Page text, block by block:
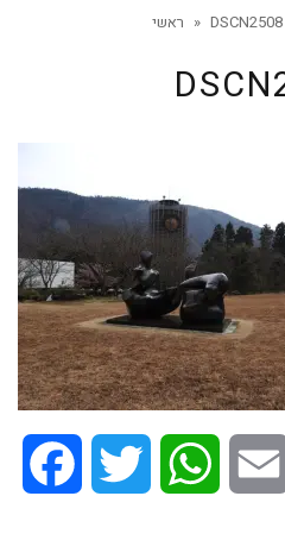
ראשי » DSCN2508
Facebook Twitter